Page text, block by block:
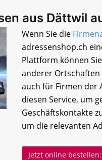
aus Dättwil
Wenn Sie die
adressenshop.ch
Plattform können
anderer Ortschaften
auch für Firmen der
diesen Service, um
Geschäftskontakte
um die relevanten
Jetzt online